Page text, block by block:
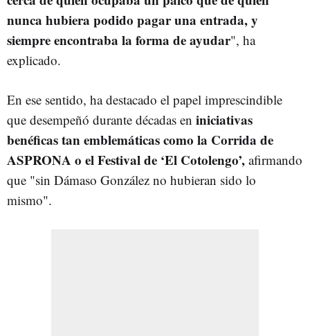
nunca hubiera podido pagar una entrada, y
siempre encontraba la forma de ayudar", ha
explicado.
En ese sentido, ha destacado el papel imprescindible
que desempeñó durante décadas en iniciativas
benéficas tan emblemáticas como la Corrida de
ASPRONA o el Festival de ‘El Cotolengo’, afirmando
que "sin Dámaso González no hubieran sido lo
mismo".